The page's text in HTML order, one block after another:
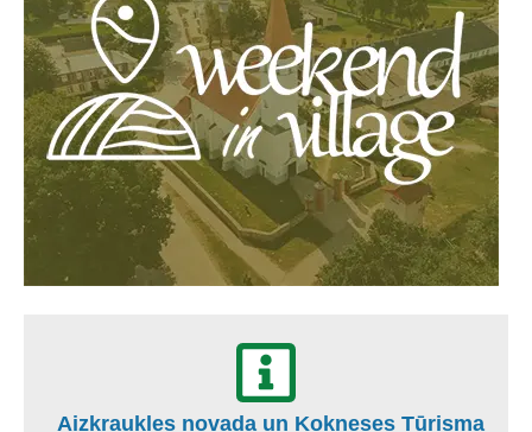
Aizkraukles novada un Kokneses Tūrisma